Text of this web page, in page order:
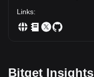
Links:
Bitget Insights